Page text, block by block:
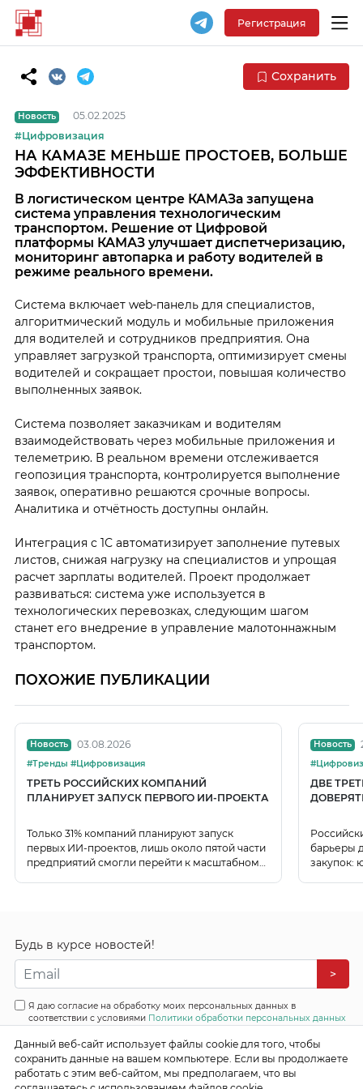
Регистрация
Сохранить
Новость
05.02.2025
#Цифровизация
НА КАМАЗЕ МЕНЬШЕ ПРОСТОЕВ, БОЛЬШЕ
ЭФФЕКТИВНОСТИ
В логистическом центре КАМАЗа запущена
система управления технологическим
транспортом. Решение от Цифровой
платформы КАМАЗ улучшает диспетчеризацию,
мониторинг автопарка и работу водителей в
режиме реального времени.
Система включает web-панель для специалистов,
алгоритмический модуль и мобильные приложения
для водителей и сотрудников предприятия. Она
управляет загрузкой транспорта, оптимизирует смены
водителей и сокращает простои, повышая количество
выполненных заявок.
Система позволяет заказчикам и водителям
взаимодействовать через мобильные приложения и
телеметрию. В реальном времени отслеживается
геопозиция транспорта, контролируется выполнение
заявок, оперативно решаются срочные вопросы.
Аналитика и отчётность доступны онлайн.
Интеграция с 1С автоматизирует заполнение путевых
листов, снижая нагрузку на специалистов и упрощая
расчет зарплаты водителей. Проект продолжает
развиваться: система уже используется в
технологических перевозках, следующим шагом
станет его внедрение в управление малотоннажным
транспортом.
ПОХОЖИЕ ПУБЛИКАЦИИ
Новость 03.08.2026
#Тренды #Цифровизация
ТРЕТЬ РОССИЙСКИХ КОМПАНИЙ
ПЛАНИРУЕТ ЗАПУСК ПЕРВОГО ИИ-ПРОЕКТА
Только 31% компаний планируют запуск
первых ИИ-проектов, лишь около пятой части
предприятий смогли перейти к масштабному
Новость
ДВЕ
барьеры
закупок:
Будь в курсе новостей!
>
Я даю согласие на обработку моих персональных данных в
соответствии с условиями Политики обработки персональных данных
Все права защищены
© 2026 Эффективные бизнес системы
Данный веб-сайт использует файлы cookie для того, чтобы
сохранить данные на вашем компьютере. Если вы продолжаете
работать с этим веб-сайтом, мы предполагаем, что вы